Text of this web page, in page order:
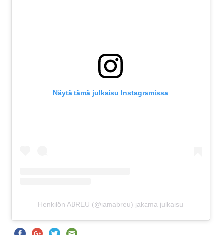
Näytä tämä julkaisu Instagramissa
Henkilön ABREU (@iamabreu) jakama julkaisu